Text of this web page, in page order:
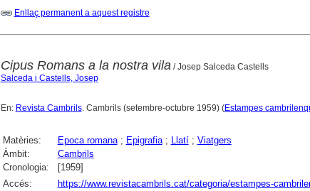
Enllaç permanent a aquest registre
Cipus Romans a la nostra vila/ Josep Salceda Castells
Salceda i Castells, Josep
En: Revista Cambrils. Cambrils (setembre-octubre 1959) (Estampes
Matèries: Epoca romana; Epigrafia; Llatí; Viatgers
Àmbit:
Cambrils
Cronologia:
[1959]
Accés:
https://www.revistacambrils.cat/categoria/estampes-